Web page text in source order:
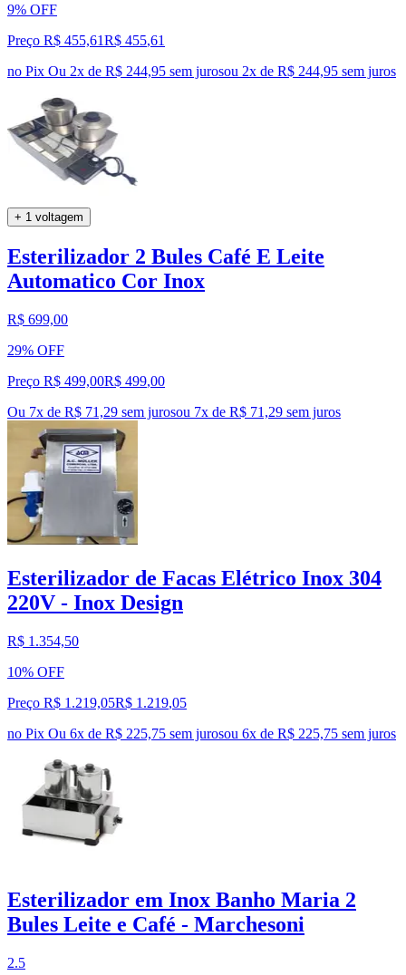
9% OFF
Preço R$ 455,61R$ 455,61
no Pix Ou 2x de R$ 244,95 sem jurosou 2x de R$ 244,95 sem juros
+ 1 voltagem
Esterilizador 2 Bules Café E Leite
Automatico Cor Inox
R$ 699,00
29% OFF
Preço R$ 499,00R$ 499,00
Ou 7x de R$ 71,29 sem jurosou 7x de R$ 71,29 sem juros
Esterilizador de Facas Elétrico Inox 304
220V - Inox Design
R$ 1.354,50
10% OFF
Preço R$ 1.219,05R$ 1.219,05
no Pix Ou 6x de R$ 225,75 sem jurosou 6x de R$ 225,75 sem juros
Esterilizador em Inox Banho Maria 2
Bules Leite e Café - Marchesoni
2.5